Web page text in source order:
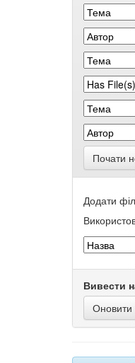
Почати
Додати
Вивести